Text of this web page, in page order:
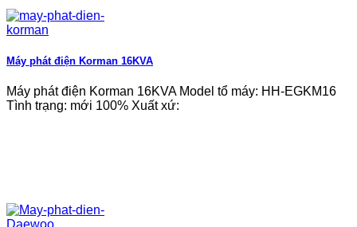
Máy phát điện Korman 16KVA
Máy phát điện Korman 16KVA Model tổ máy: HH-EGKM16
Tình trạng: mới 100% Xuất xứ: